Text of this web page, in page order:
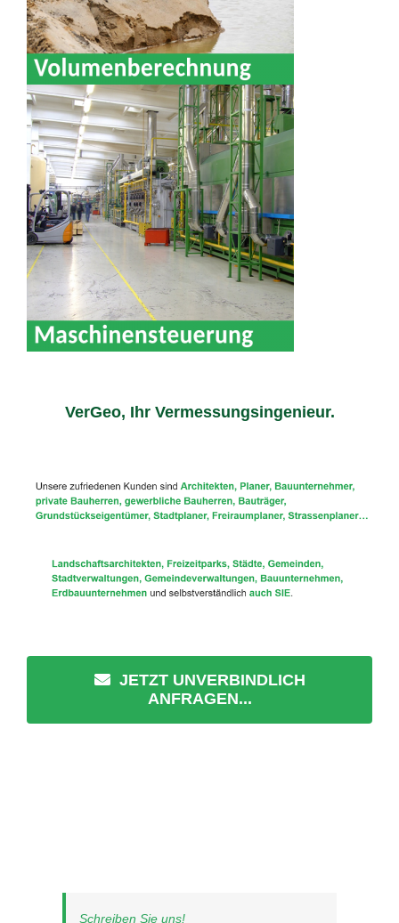
VerGeo, Ihr Vermessungsingenieur.
JETZT UNVERBINDLICH
ANFRAGEN...
Schreiben Sie uns!